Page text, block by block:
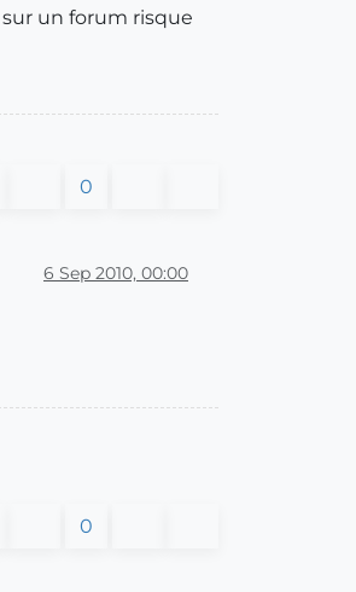
un forum risque
0
6 Sep 2010, 00:00
0